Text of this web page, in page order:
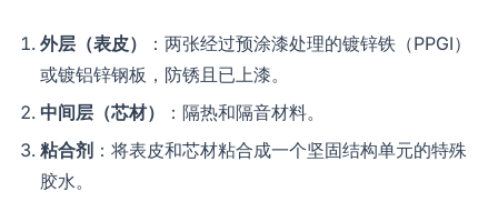
外层（表皮）
：两张经过预涂漆处理的镀锌铁（PPGI）
或镀铝锌钢板，防锈且已上漆。
中间层（芯材）
：隔热和隔音材料。
粘合剂 ：将表皮和芯材粘合成一个坚固结构单元的特殊
胶水。